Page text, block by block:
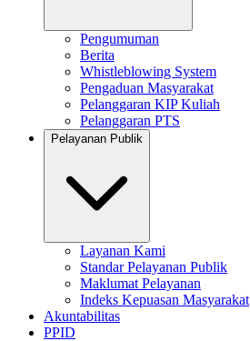
Pengumuman
Berita
Whistleblowing System
Pengaduan Masyarakat
Pelanggaran KIP Kuliah
Pelanggaran PTS
Pelayanan Publik
Layanan Kami
Standar Pelayanan Publik
Maklumat Pelayanan
Indeks Kepuasan Masyarakat
Akuntabilitas
PPID